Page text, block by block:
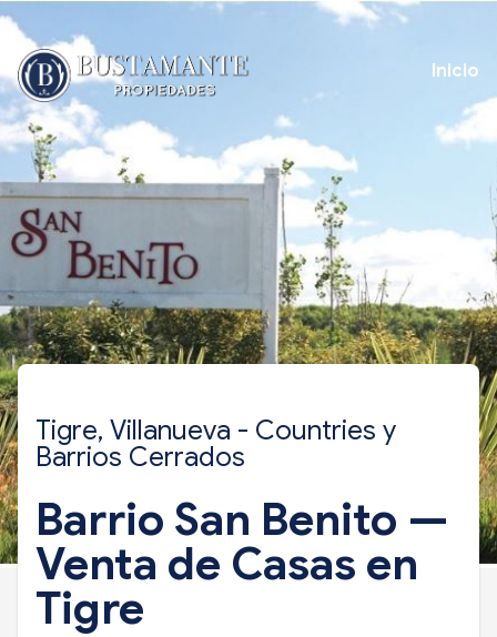
Inicio
Tigre, Villanueva - Countries y
Barrios Cerrados
Barrio San Benito —
Venta de Casas en
Tigre